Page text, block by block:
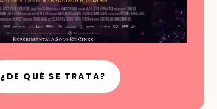
¿DE QUÉ SE TRATA?